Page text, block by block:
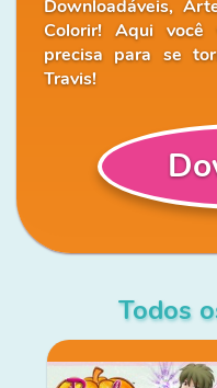
Downloadáveis,
Colorir! Aqui
precisa para se
Travis!
Todos